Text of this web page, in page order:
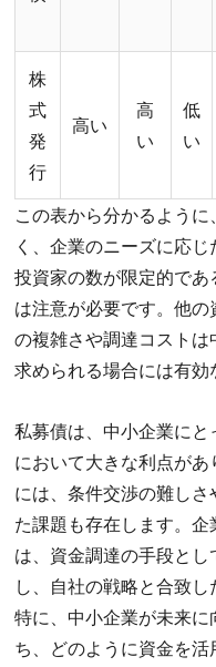
株
式
発
行
高い
高
い
低
い
この表から分かるよう
く、企業のニーズに応じ
投資家の数が限定的で
は注意が必要です。他
の複雑さや調達コスト
求められる場合には有効
私募債は、中小企業に
において大きな利点が
には、条件交渉の難し
た課題も存在します。
は、資金調達の手段と
し、自社の戦略と合致し
特に、中小企業が未来
ち、どのように資金を